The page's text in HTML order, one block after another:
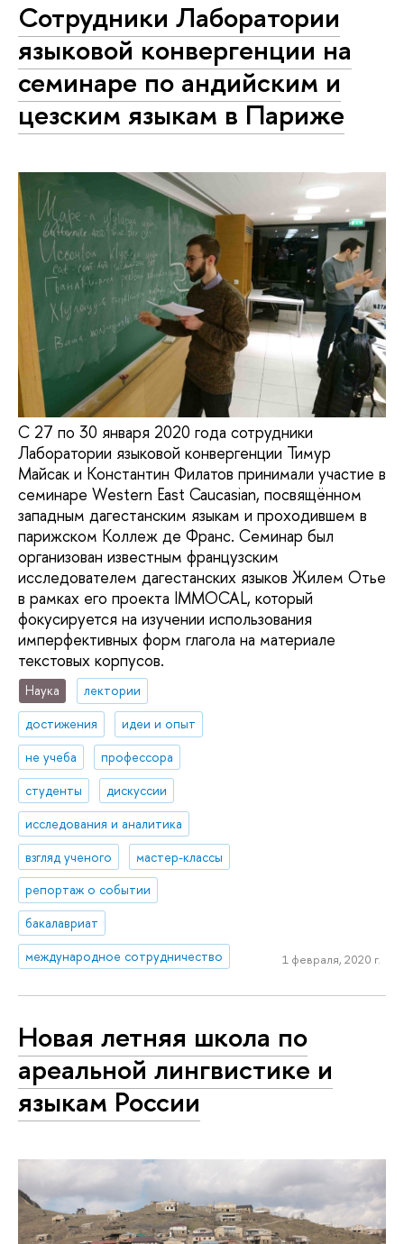
Сотрудники Лаборатории
языковой конвергенции на
семинаре по андийским и
цезским языкам в Париже
С 27 по 30 января 2020 года cотрудники
Лаборатории языковой конвергенции Тимур
Майсак и Константин Филатов принимали участие в
семинаре Western East Caucasian, посвящённом
западным дагестанским языкам и проходившем в
парижском Коллеж де Франс. Семинар был
организован известным французским
исследователем дагестанских языков Жилем Отье
в рамках его проекта IMMOCAL, который
фокусируется на изучении использования
имперфективных форм глагола на материале
текстовых корпусов.
Наука
лектории
достижения
идеи и опыт
не учеба
профессора
студенты
дискуссии
исследования и аналитика
взгляд ученого
мастер-классы
репортаж о событии
бакалавриат
международное сотрудничество
1 февраля, 2020 г.
Новая летняя школа по
ареальной лингвистике и
языкам России